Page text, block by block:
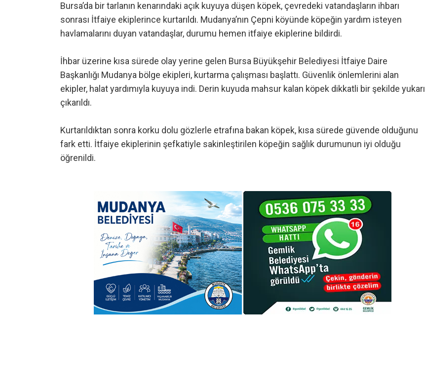
Bursa’da bir tarlanın kenarındaki açık kuyuya düşen köpek, çevredeki vatandaşların ihbarı
sonrası İtfaiye ekiplerince kurtarıldı. Mudanya’nın Çepni köyünde köpeğin yardım isteyen
havlamalarını duyan vatandaşlar, durumu hemen itfaiye ekiplerine bildirdi.
İhbar üzerine kısa sürede olay yerine gelen Bursa Büyükşehir Belediyesi İtfaiye Daire
Başkanlığı Mudanya bölge ekipleri, kurtarma çalışması başlattı. Güvenlik önlemlerini alan
ekipler, halat yardımıyla kuyuya indi. Derin kuyuda mahsur kalan köpek dikkatli bir şekilde yukarı
çıkarıldı.
Kurtarıldıktan sonra korku dolu gözlerle etrafına bakan köpek, kısa sürede güvende olduğunu
fark etti. İtfaiye ekiplerinin şefkatiyle sakinleştirilen köpeğin sağlık durumunun iyi olduğu
öğrenildi.